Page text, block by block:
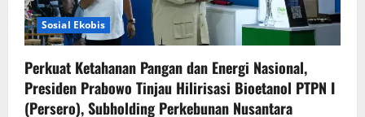
Sosial Ekobis
Perkuat Ketahanan Pangan dan Energi Nasional,
Presiden Prabowo Tinjau Hilirisasi Bioetanol PTPN I
(Persero), Subholding Perkebunan Nusantara